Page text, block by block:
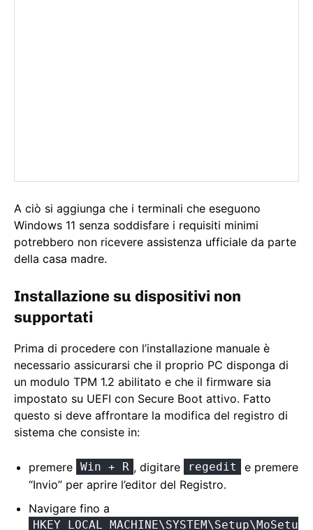
A ciò si aggiunga che i terminali che eseguono
Windows 11 senza soddisfare i requisiti minimi
potrebbero non ricevere assistenza ufficiale da parte
della casa madre.
Installazione su dispositivi non
supportati
Prima di procedere con l’installazione manuale è
necessario assicurarsi che il proprio PC disponga di
un modulo TPM 1.2 abilitato e che il firmware sia
impostato su UEFI con Secure Boot attivo. Fatto
questo si deve affrontare la modifica del registro di
sistema che consiste in:
premere Win + R , digitare regedit
e premere
“Invio” per aprire l’editor del Registro.
Navigare fino a
HKEY_LOCAL_MACHINE\SYSTEM\Setup\MoSetu